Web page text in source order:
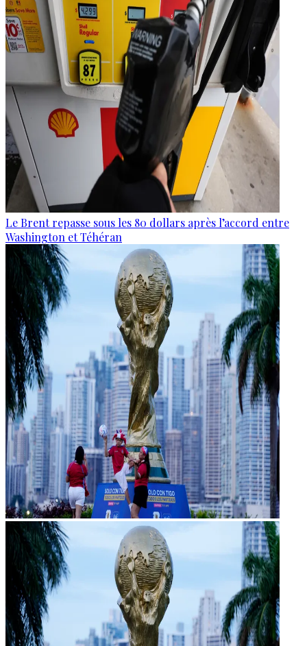
Le Brent repasse sous les 80 dollars après l’accord entre
Washington et Téhéran